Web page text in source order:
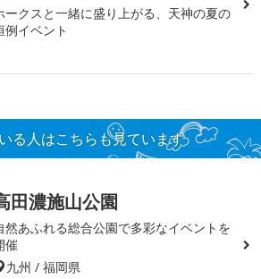
ークスと一緒に盛り上がる、天神の夏の
例イベント
る人はこちらも見ています
田濃施山公園
然あふれる総合公園で多彩なイベントを
催
九州 / 福岡県